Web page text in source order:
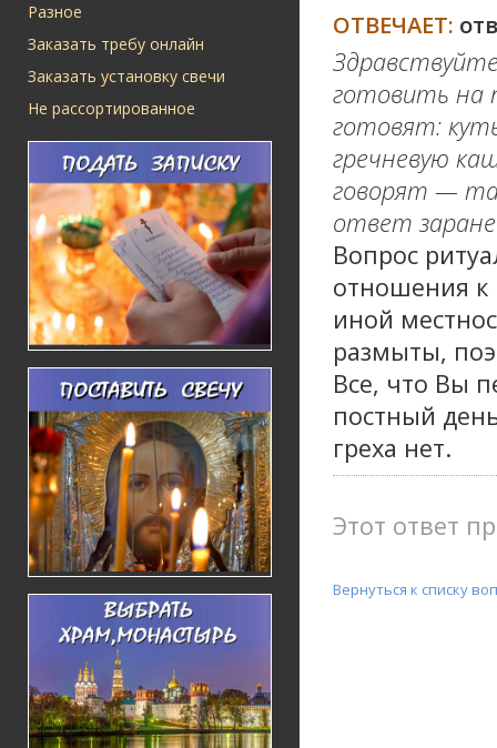
Разное
Заказать требу онлайн
Заказать установку свечи
Не рассортированное
ОТВЕЧАЕТ:
готовить на
готовят:
гречневую
говорят —
ответ
Вопрос
отношения к
иной
размыты,
Все, что Вы
постный
греха нет.
Этот ответ
Вернуться к списку